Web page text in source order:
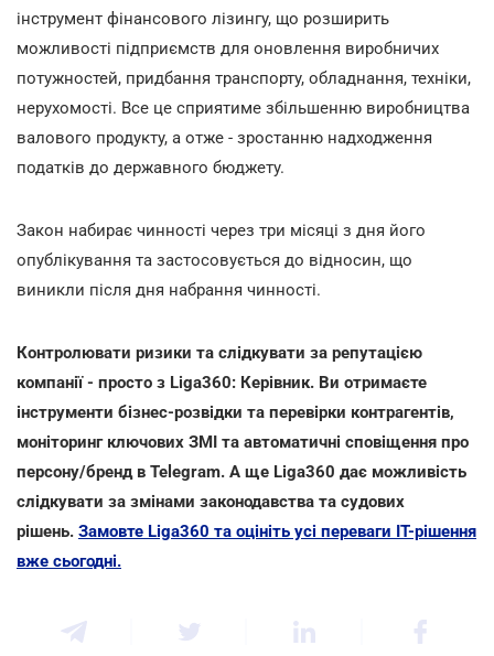
інструмент фінансового лізингу, що розширить
можливості підприємств для оновлення виробничих
потужностей, придбання транспорту, обладнання, техніки,
нерухомості. Все це сприятиме збільшенню виробництва
валового продукту, а отже - зростанню надходження
податків до державного бюджету.
Закон набирає чинності через три місяці з дня його
опублікування та застосовується до відносин, що
виникли після дня набрання чинності.
Контролювати ризики та слідкувати за репутацією
компанії - просто з Liga360: Керівник. Ви отримаєте
інструменти бізнес-розвідки та перевірки контрагентів,
моніторинг ключових ЗМІ та автоматичні сповіщення про
персону/бренд в Telegram. А ще Liga360 дає можливість
слідкувати за змінами законодавства та судових
рішень. Замовте Liga360 та оцініть усі переваги ІТ-рішення
вже сьогодні.